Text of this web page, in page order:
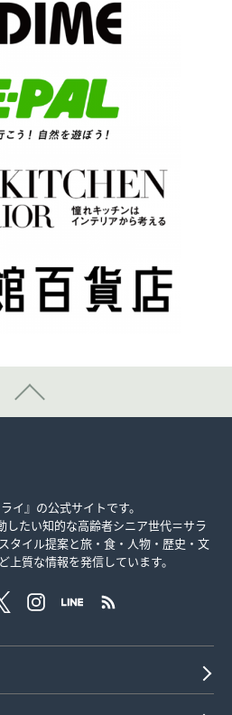
イ』の公式サイトです。
したい知的な高齢者シニア世代＝サラ
タイル提案と旅・食・人物・歴史・文
質な情報を発信しています。